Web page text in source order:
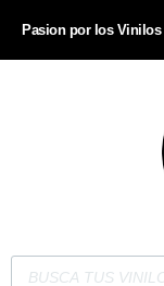
Pasion por los Vinilos